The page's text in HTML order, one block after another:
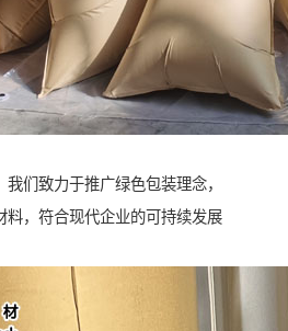
们致力于推广绿色包装理念，
料，符合现代企业的可持续发展